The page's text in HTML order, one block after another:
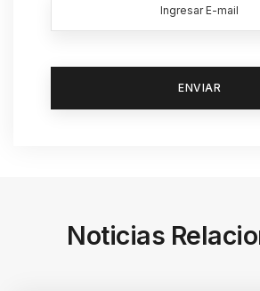
Noticias